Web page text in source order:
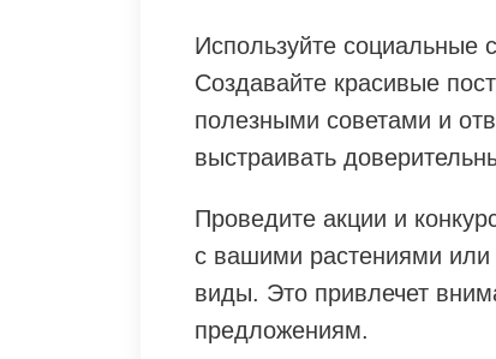
Используйте социальные
Создавайте красивые
полезными советами и
выстраивать
Проведите акции и
с вашими растениями
виды. Это привлечет
предложениям.